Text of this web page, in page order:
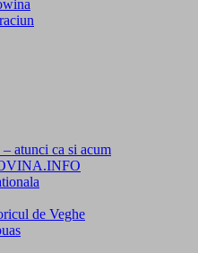
atunci ca si acum
de Veghe